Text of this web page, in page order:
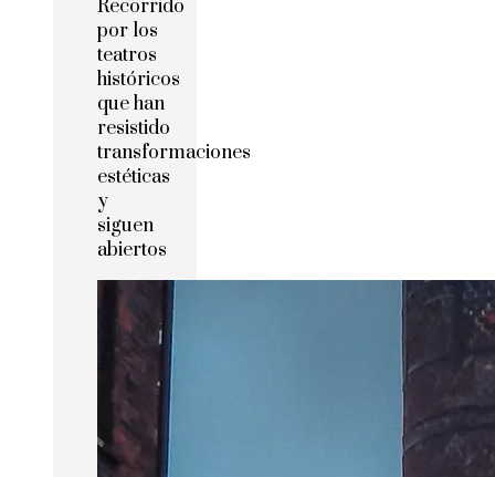
Recorrido
por los
teatros
históricos
que han
resistido
transformaciones
estéticas
y
siguen
abiertos